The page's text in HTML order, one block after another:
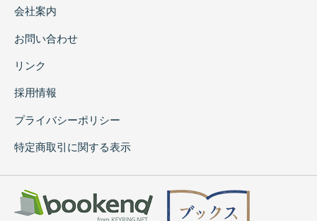
会社案内
お問い合わせ
リンク
採用情報
プライバシーポリシー
特定商取引に関する表示